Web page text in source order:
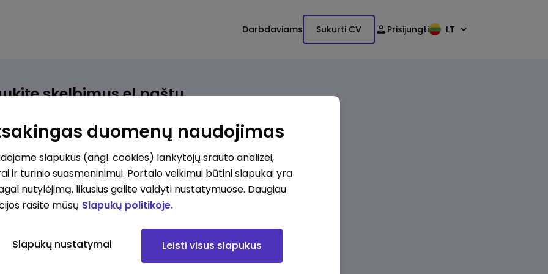
Darbdaviams Sukurti CV Prisijungti LT
skelbimus el.paštu
atsiras, iš karto gausite jį el. paštu.
ieškote darbo?*
Pridėti naują
Kokios srities darbo pasiūlymai jus domina?
Pridėti naują
duomenų naudojimas
slapukus (angl. cookies) lankytojų srauto analizei,
ir turinio suasmeninimui. Portalo veikimui būtini slapukai yra
nutylėjimą, likusius galite valdyti nustatymuose. Daugiau
rasite mūsų Slapukų politikoje.
Slapukų nustatymai Leisti visus slapukus